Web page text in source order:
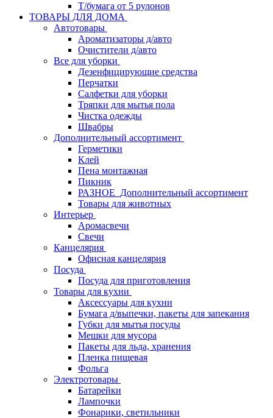
Т/бумага от 5 рулонов
ТОВАРЫ ДЛЯ ДОМА
Автотовары
Ароматизаторы д/авто
Очистители д/авто
Все для уборки
Дезенфицирующие средства
Перчатки
Салфетки для уборки
Тряпки для мытья пола
Чистка одежды
Швабры
Дополнительный ассортимент
Герметики
Клей
Пена монтажная
Пикник
РАЗНОЕ_Дополнительный ассортимент
Товары для животных
Интерьер
Аромасвечи
Свечи
Канцелярия
Офисная канцелярия
Посуда
Посуда для приготовления
Товары для кухни
Аксессуары для кухни
Бумага д/выпечки, пакеты для запекания
Губки для мытья посуды
Мешки для мусора
Пакеты для льда, хранения
Пленка пищевая
Фольга
Электротовары
Батарейки
Лампочки
Фонарики, светильники